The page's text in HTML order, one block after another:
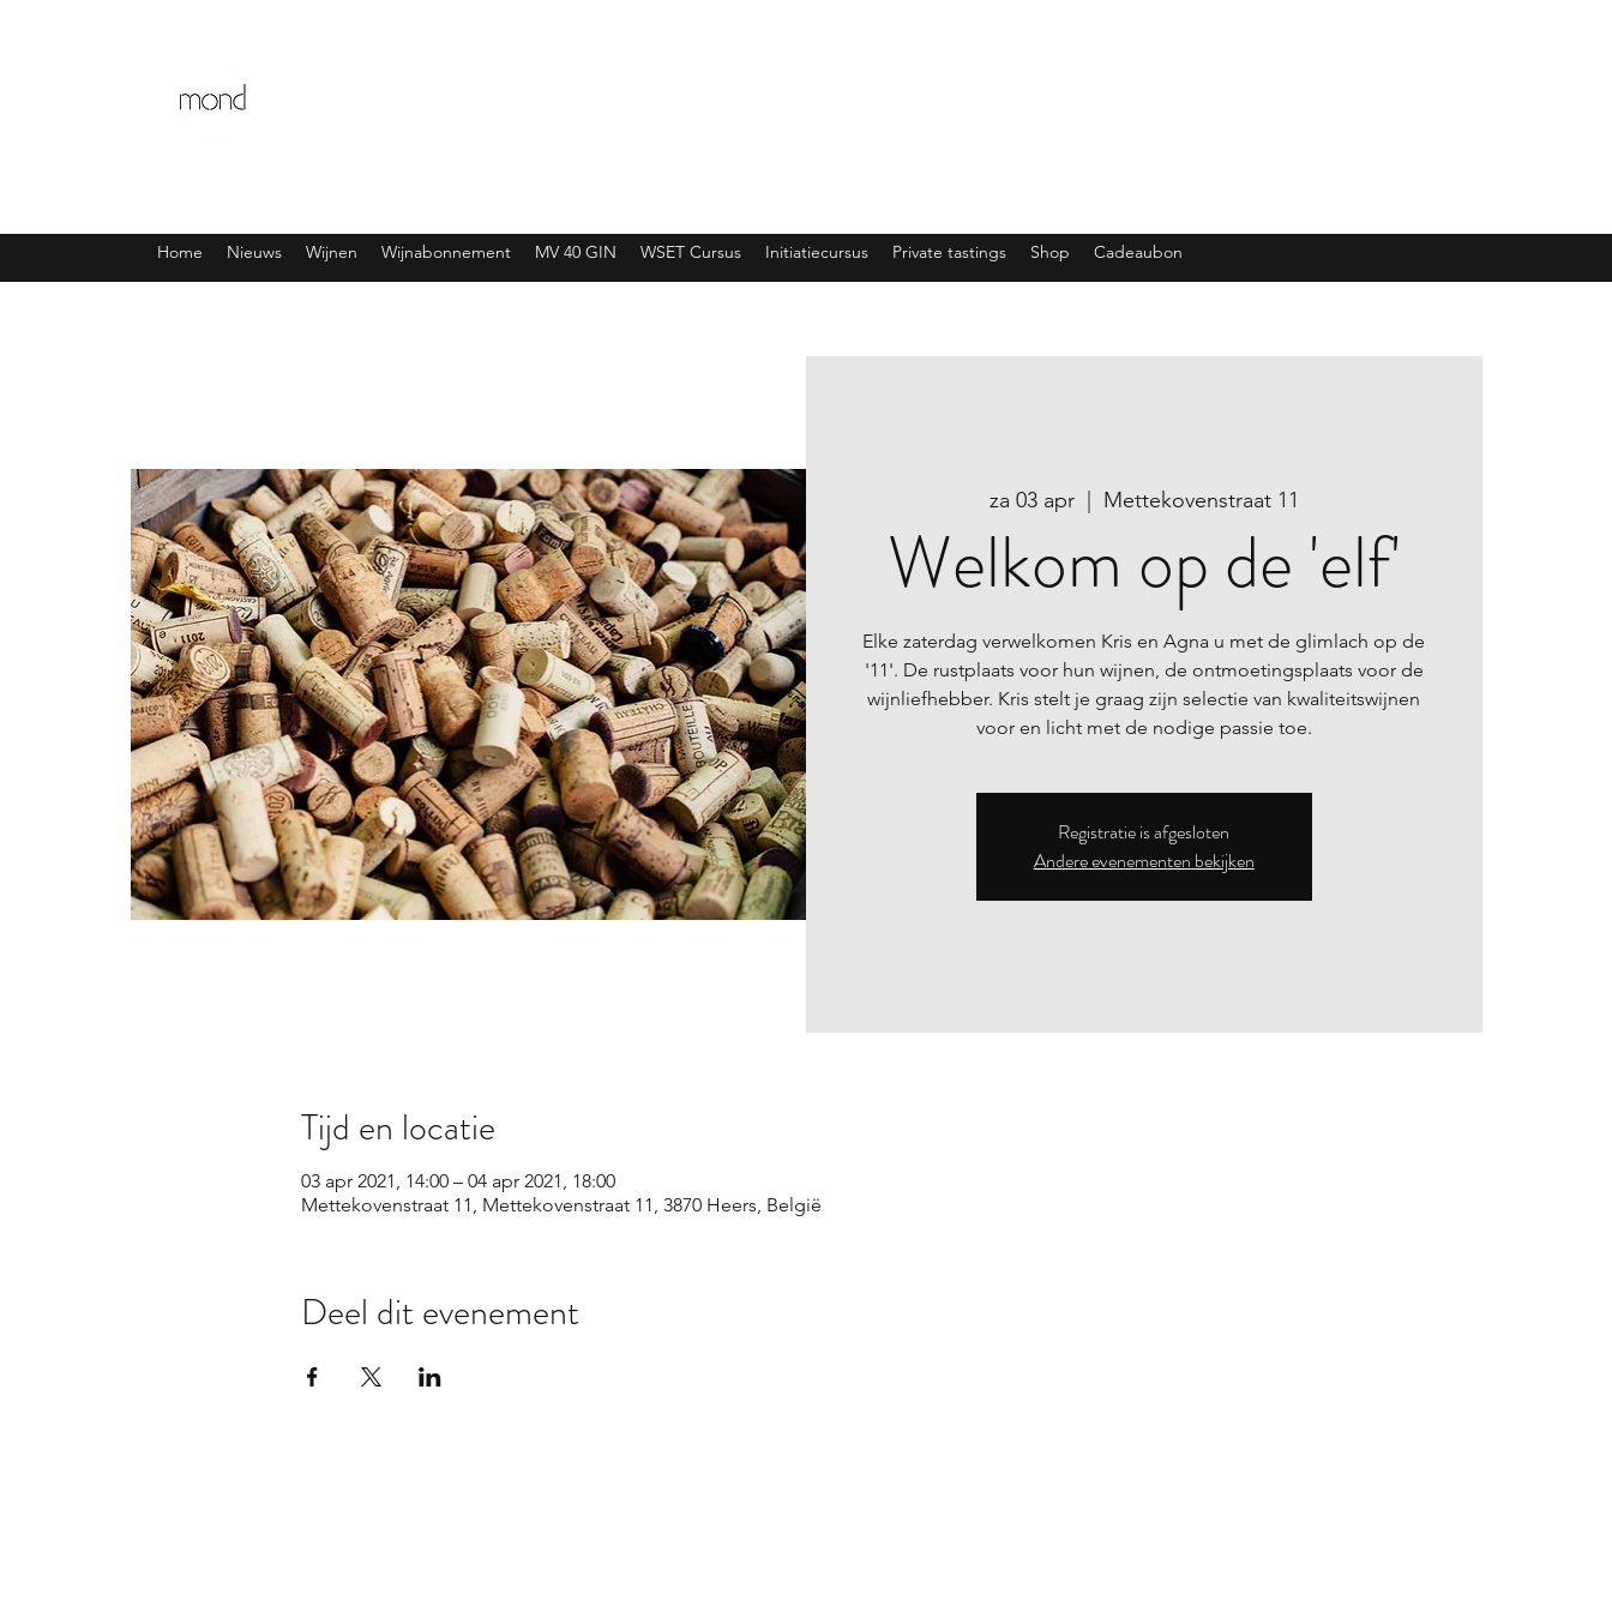
Home Nieuws Wijnen Wijnabonnement MV 40 GIN WSET Cursus Initiatiecursus Private tastings Shop Cadeaubon
za 03 apr
  |
Mettekovenstraat 11
Welkom op de 'elf'
Elke zaterdag verwelkomen Kris en Agna u met de glimlach op de
'11'. De rustplaats voor hun wijnen, de ontmoetingsplaats voor de
wijnliefhebber. Kris stelt je graag zijn selectie van kwaliteitswijnen
Registratie is afgesloten
Andere evenementen bekijken
Tijd en locatie
03 apr 2021, 14:00 – 04 apr 2021, 18:00
Mettekovenstraat 11, Mettekovenstraat 11, 3870 Heers, België
Deel dit evenement